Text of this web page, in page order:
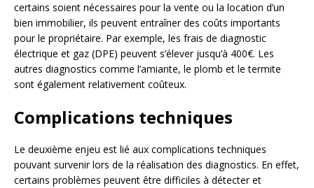
certains soient nécessaires pour la vente ou la location d’un
bien immobilier, ils peuvent entraîner des coûts importants
pour le propriétaire. Par exemple, les frais de diagnostic
électrique et gaz (DPE) peuvent s’élever jusqu’à 400€. Les
autres diagnostics comme l’amiante, le plomb et le termite
sont également relativement coûteux.
Complications techniques
Le deuxième enjeu est lié aux complications techniques
pouvant survenir lors de la réalisation des diagnostics. En effet,
certains problèmes peuvent être difficiles à détecter et